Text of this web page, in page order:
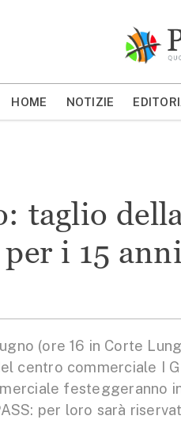
HOME NOTIZIE
taglio
i 15
(ore 16 in Corte
centro commerciale I
festeggeranno
per loro sarà